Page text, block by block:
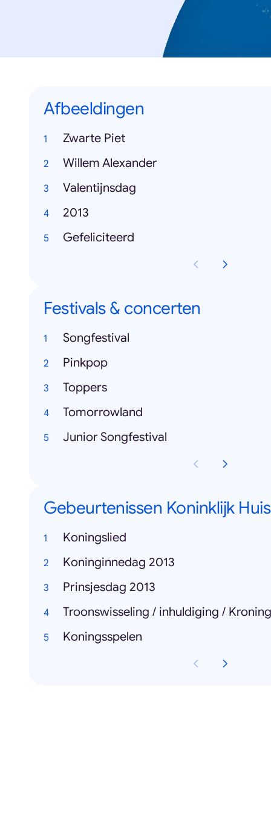
Afbeeldingen
Zwarte Piet
Willem Alexander
Valentijnsdag
2013
Gefeliciteerd
Festivals & concerten
Songfestival
Pinkpop
Toppers
Tomorrowland
Junior Songfestival
Gebeurtenissen Koninklijk Huis
Koningslied
Koninginnedag 2013
Prinsjesdag 2013
Troonswisseling / inhuldiging / Kroning
Koningsspelen